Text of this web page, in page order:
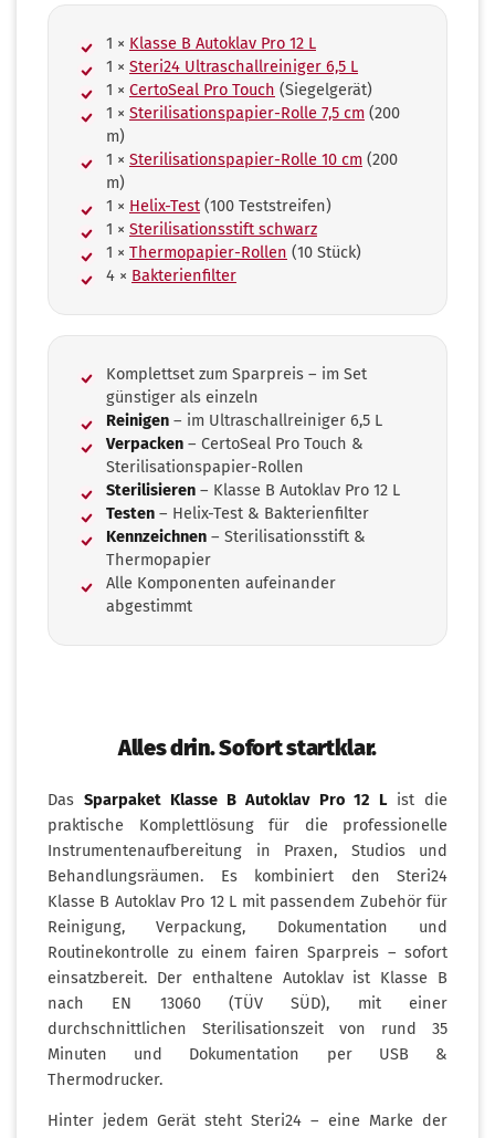
1 × Klasse B Autoklav Pro 12 L
1 × Steri24 Ultraschallreiniger 6,5 L
1 × CertoSeal Pro Touch (Siegelgerät)
1 × Sterilisationspapier-Rolle 7,5 cm (200
m)
1 × Sterilisationspapier-Rolle 10 cm (200
m)
1 × Helix-Test (100 Teststreifen)
1 × Sterilisationsstift schwarz
1 × Thermopapier-Rollen (10 Stück)
4 × Bakterienfilter
Komplettset zum Sparpreis – im Set
günstiger als einzeln
Reinigen – im Ultraschallreiniger 6,5 L
Verpacken – CertoSeal Pro Touch &
Sterilisationspapier-Rollen
Sterilisieren – Klasse B Autoklav Pro 12 L
Testen – Helix-Test & Bakterienfilter
Kennzeichnen – Sterilisationsstift &
Thermopapier
Alle Komponenten aufeinander
abgestimmt
Alles drin. Sofort startklar.
DasSparpaket Klasse B Autoklav Pro 12 List die
praktische Komplettlösung für die professionelle
Instrumentenaufbereitung in Praxen, Studios und
Behandlungsräumen. Es kombiniert den Steri24
Klasse B Autoklav Pro 12 L mit passendem Zubehör für
Reinigung, Verpackung, Dokumentation und
Routinekontrolle zu einem fairen Sparpreis – sofort
einsatzbereit. Der enthaltene Autoklav ist Klasse B
nach EN 13060 (TÜV SÜD), mit einer
durchschnittlichen Sterilisationszeit von rund 35
Minuten und Dokumentation per USB &
Thermodrucker.
Hinter jedem Gerät steht Steri24 – eine Marke der